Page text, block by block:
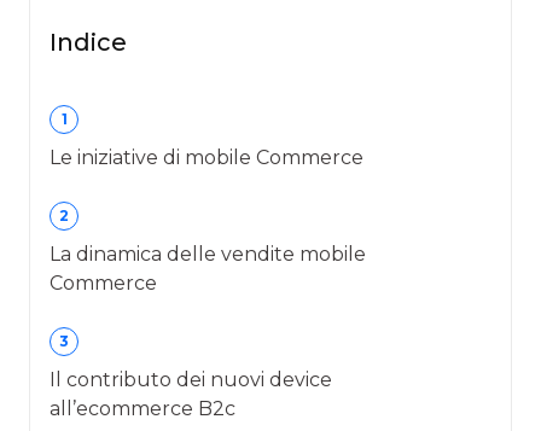
Indice
1
Le iniziative di mobile Commerce
2
La dinamica delle vendite mobile
Commerce
3
Il contributo dei nuovi device
all’ecommerce B2c